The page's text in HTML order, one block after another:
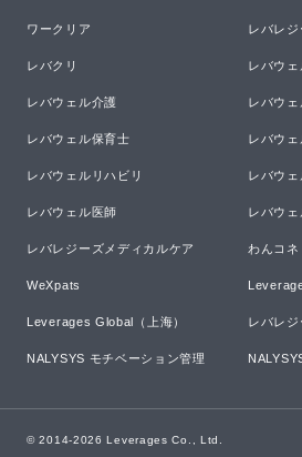
ワークリア レバレ
レバクリ レバウェ
レバウェル介護 レバウェ
レバウェル保育士 レバウ
レバウェルリハビリ レバウ
レバウェル医師 レバウ
レバレジーズメディカルケア わんコネ
WeXpats
Leverages Global（上海） レバレ
NALYSYS モチベーション管理
© 2014-2026 Leverages Co., Ltd.